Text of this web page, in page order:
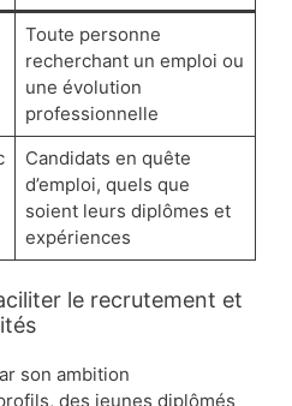
Toute personne
recherchant un emploi ou
une évolution
professionnelle
Candidats en quête
d’emploi, quels que
soient leurs diplômes et
expériences
son ambition
des jeunes diplômés